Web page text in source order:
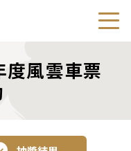
風雲車票